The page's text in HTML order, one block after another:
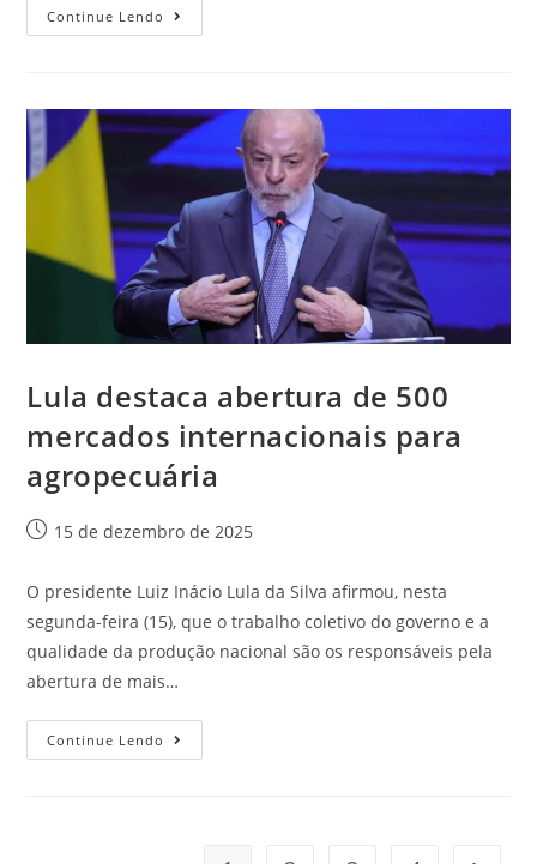
Continue Lendo
Lula destaca abertura de 500
mercados internacionais para
agropecuária
15 de dezembro de 2025
O presidente Luiz Inácio Lula da Silva afirmou, nesta
segunda-feira (15), que o trabalho coletivo do governo e a
qualidade da produção nacional são os responsáveis pela
abertura de mais…
Continue Lendo